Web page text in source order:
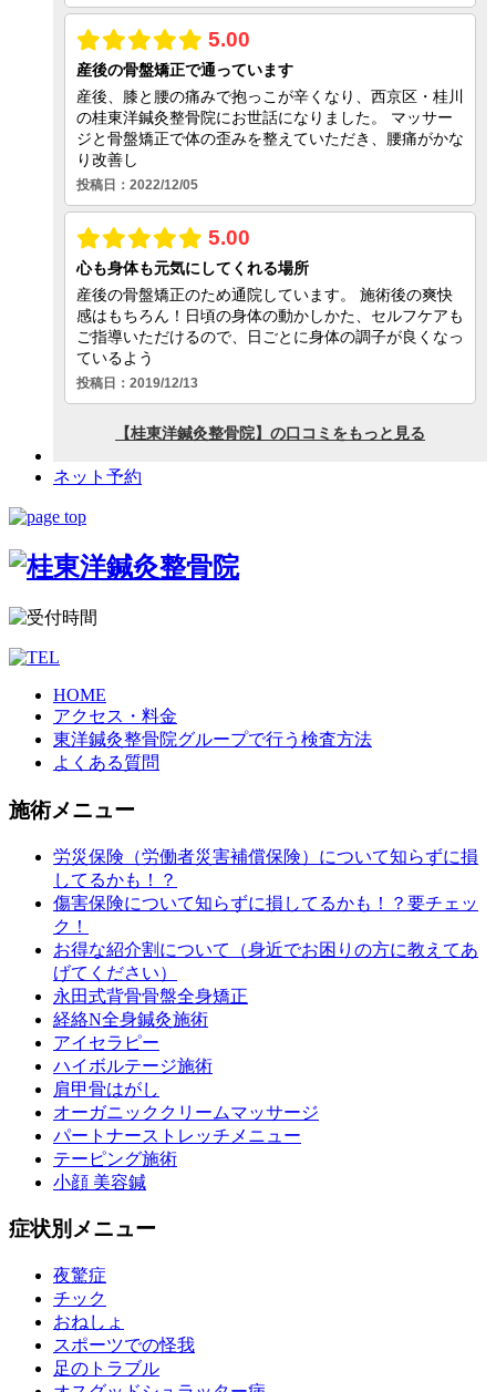
ネット予約
HOME
アクセス・料金
東洋鍼灸整骨院グループで行う検査方法
よくある質問
施術メニュー
労災保険（労働者災害補償保険）について知らずに損
してるかも！？
傷害保険について知らずに損してるかも！？要チェッ
ク！
お得な紹介割について（身近でお困りの方に教えてあ
げてください）
永田式背骨骨盤全身矯正
経絡N全身鍼灸施術
アイセラピー
ハイボルテージ施術
肩甲骨はがし
オーガニッククリームマッサージ
パートナーストレッチメニュー
テーピング施術
小顔 美容鍼
症状別メニュー
夜驚症
チック
おねしょ
スポーツでの怪我
足のトラブル